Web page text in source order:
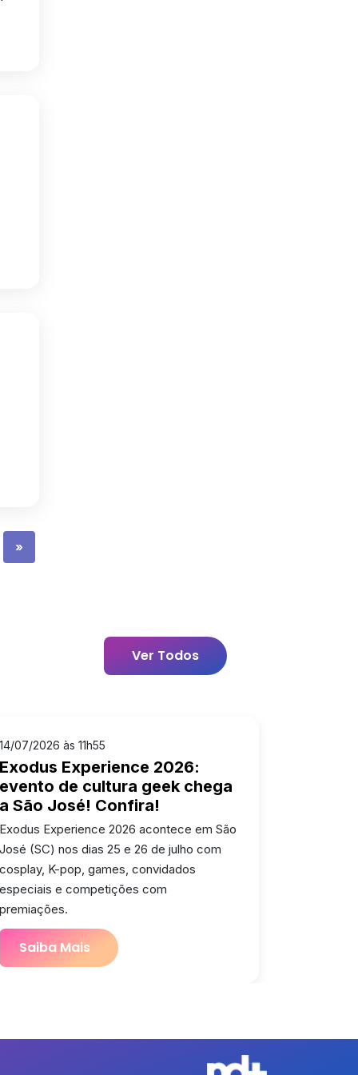
»
Ver Todos
14/07/2026 às 11h55
Exodus Experience 2026:
evento de cultura geek chega
a São José! Confira!
Exodus Experience 2026 acontece em São
José (SC) nos dias 25 e 26 de julho com
cosplay, K-pop, games, convidados
especiais e competições com
premiações.
Saiba Mais